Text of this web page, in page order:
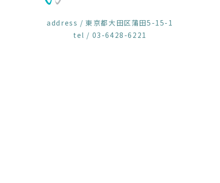
address / 東京都大田区蒲田5-15-1
tel / 03-6428-6221